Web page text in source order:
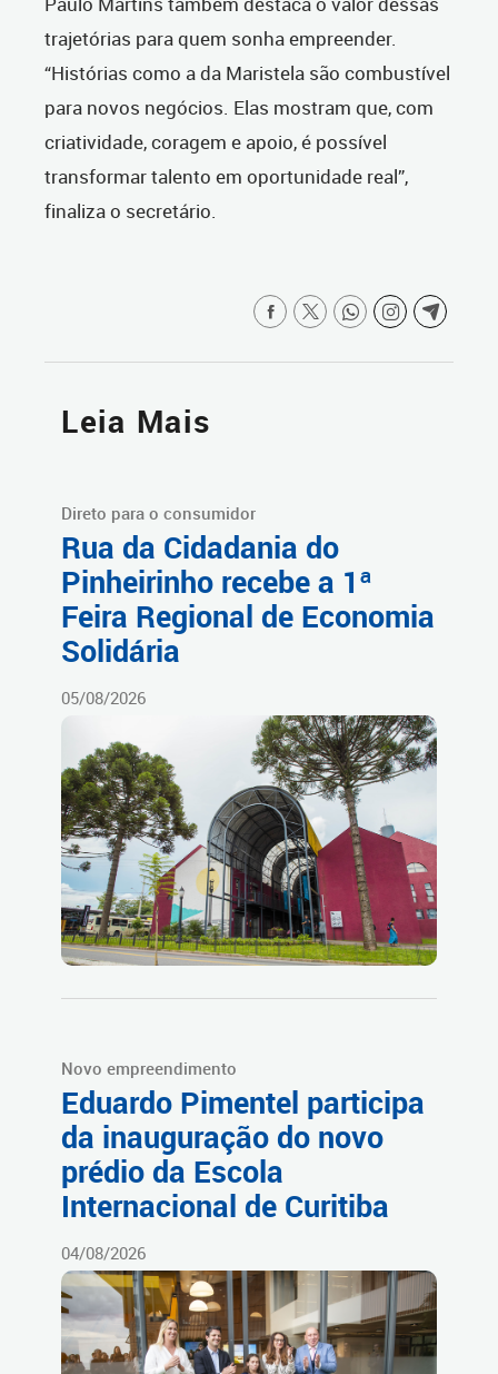
trajetórias para quem sonha empreender.
“Histórias como a da Maristela são combustível
para novos negócios. Elas mostram que, com
criatividade, coragem e apoio, é possível
transformar talento em oportunidade real”,
finaliza o secretário.
Leia Mais
Direto para o consumidor
Rua da Cidadania do
Pinheirinho recebe a 1ª
Feira Regional de Economia
Solidária
05/08/2026
Novo empreendimento
Eduardo Pimentel participa
da inauguração do novo
prédio da Escola
Internacional de Curitiba
04/08/2026